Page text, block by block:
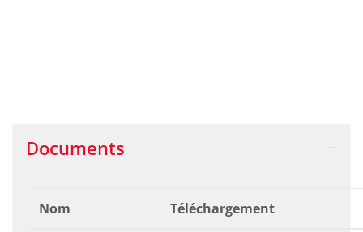
Documents
Nom Téléchargement